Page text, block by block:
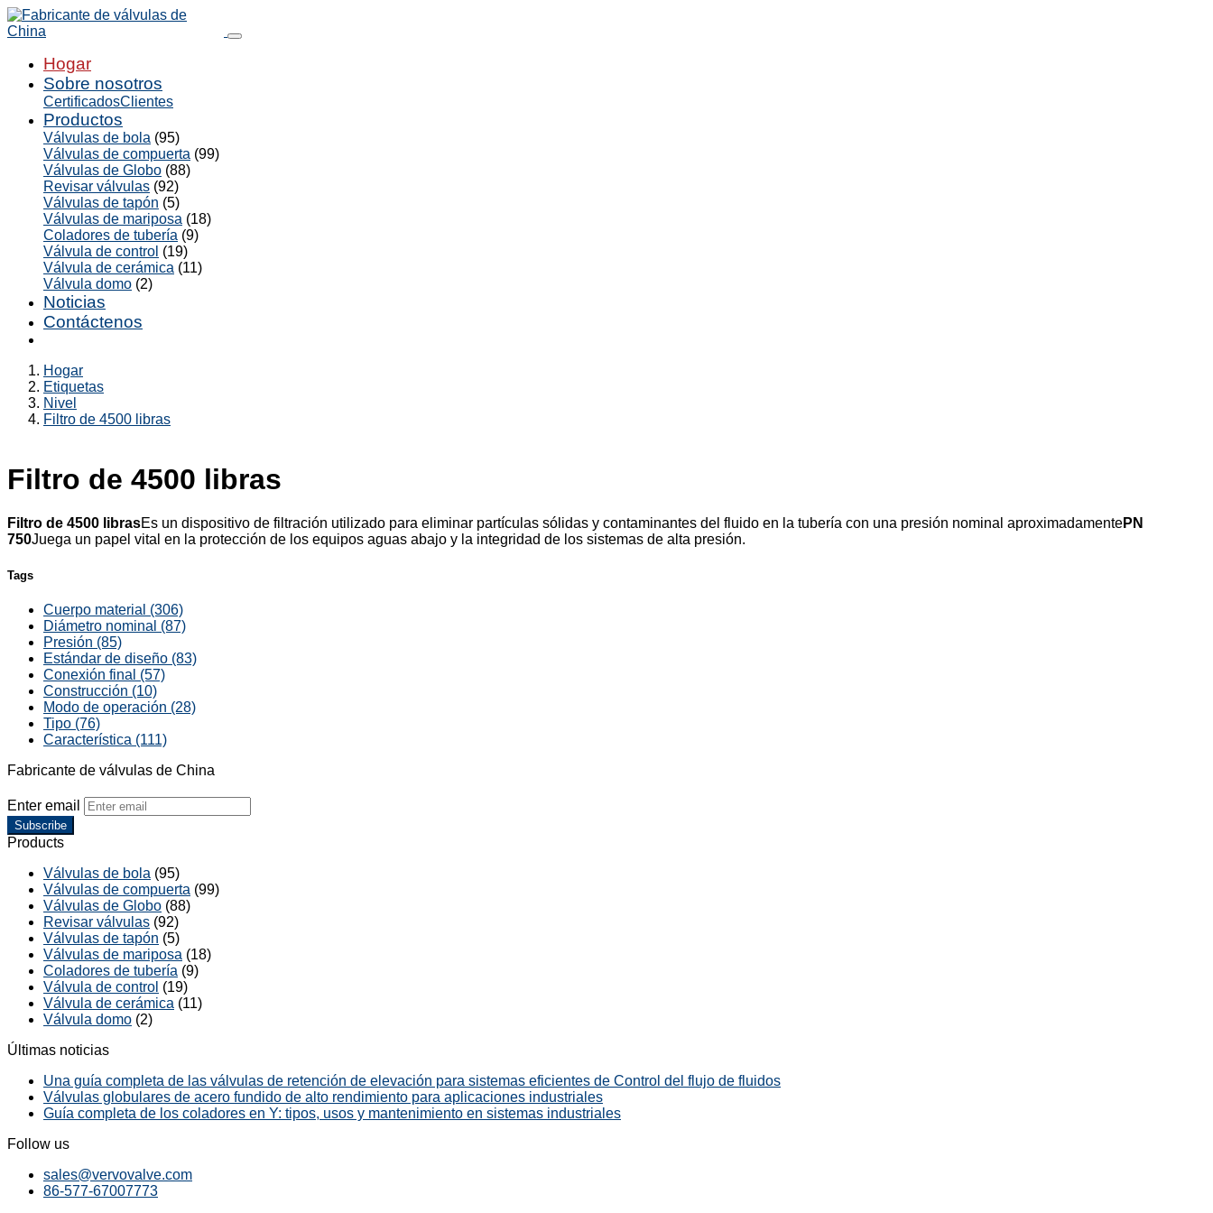
Hogar
Sobre nosotros
CertificadosClientes
Productos
Válvulas de bola (95)
Válvulas de compuerta (99)
Válvulas de Globo (88)
Revisar válvulas (92)
Válvulas de tapón (5)
Válvulas de mariposa (18)
Coladores de tubería (9)
Válvula de control (19)
Válvula de cerámica (11)
Válvula domo (2)
Noticias
Contáctenos
Hogar
Etiquetas
Nivel
Filtro de 4500 libras
Filtro de 4500 libras
Filtro de 4500 librasEs un dispositivo de filtración utilizado para eliminar partículas sólidas y contaminantes del fluido en la tubería con una presión nominal aproximadamentePN
750Juega un papel vital en la protección de los equipos aguas abajo y la integridad de los sistemas de alta presión.
Tags
Cuerpo material (306)
Diámetro nominal (87)
Presión (85)
Estándar de diseño (83)
Conexión final (57)
Construcción (10)
Modo de operación (28)
Tipo (76)
Característica (111)
Fabricante de válvulas de China
Enter email
Subscribe
Products
Válvulas de bola (95)
Válvulas de compuerta (99)
Válvulas de Globo (88)
Revisar válvulas (92)
Válvulas de tapón (5)
Válvulas de mariposa (18)
Coladores de tubería (9)
Válvula de control (19)
Válvula de cerámica (11)
Válvula domo (2)
Últimas noticias
Una guía completa de las válvulas de retención de elevación para sistemas eficientes de Control del flujo de fluidos
Válvulas globulares de acero fundido de alto rendimiento para aplicaciones industriales
Guía completa de los coladores en Y: tipos, usos y mantenimiento en sistemas industriales
Follow us
sales@vervovalve.com
86-577-67007773